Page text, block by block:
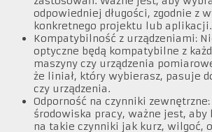
odpowiedniej długości, zgodnie z
konkretnego projektu lub aplikacji.
Kompatybilność z urządzeniami:
optyczne będą kompatybilne z
maszyny czy urządzenia
że liniał, który wybierasz, pasuje
czy urządzenia.
Odporność na czynniki
środowiska pracy, ważne jest, aby
na takie czynniki jak kurz, wilgoć,